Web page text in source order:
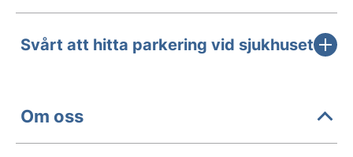
Svårt att hitta parkering vid sjukhuset
Om oss